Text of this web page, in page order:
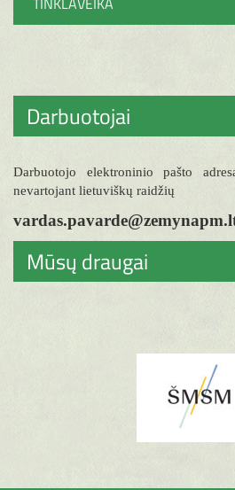
Darbuotojai
Darbuotojo elektroninio pašto
nevartojant lietuviškų raidžių
Mūsų draugai